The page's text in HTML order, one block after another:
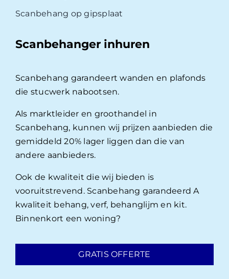
Scanbehang op gipsplaat
Scanbehanger inhuren
Scanbehang garandeert wanden en plafonds
die stucwerk nabootsen.
Als marktleider en groothandel in
Scanbehang, kunnen wij prijzen aanbieden die
gemiddeld 20% lager liggen dan die van
andere aanbieders.
Ook de kwaliteit die wij bieden is
vooruitstrevend. Scanbehang garandeerd A
kwaliteit behang, verf, behanglijm en kit.
Binnenkort een woning?
GRATIS OFFERTE